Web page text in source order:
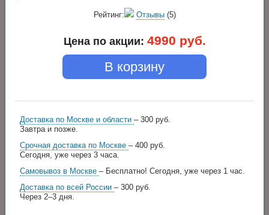
Рейтинг: Отзывы(5)
Цена по акции: 4990 руб.
В корзину
Доставка по Москве и области – 300 руб.
Завтра и позже.
Срочная доставка по Москве – 400 руб.
Сегодня, уже через 3 часа.
Самовывоз в Москве – Бесплатно! Сегодня, уже через 1 час.
Доставка по всей России – 300 руб.
Через 2–3 дня.